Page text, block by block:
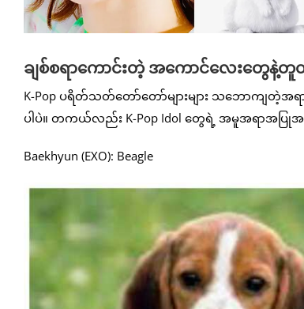
ချစ်စရာကောင်းတဲ့ အကောင်လေးတွေနဲ့တူတဲ့
K-Pop ပရိတ်သတ်တော်တော်များများ သဘောကျ
ပါပဲ။ တကယ်လည်း K-Pop Idol တွေရဲ့ အမူအရာအပြု
Baekhyun (EXO): Beagle